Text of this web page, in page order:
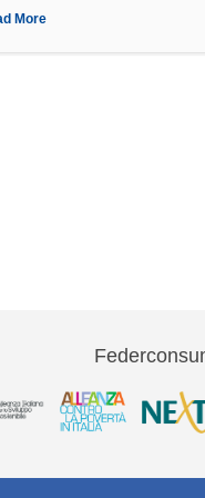
More